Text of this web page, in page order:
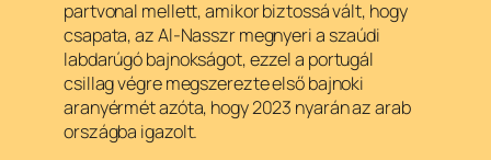
partvonal mellett, amikor biztossá vált, hogy
csapata, az Al-Nasszr megnyeri a szaúdi
labdarúgó bajnokságot, ezzel a portugál
csillag végre megszerezte első bajnoki
aranyérmét azóta, hogy 2023 nyarán az arab
országba igazolt.